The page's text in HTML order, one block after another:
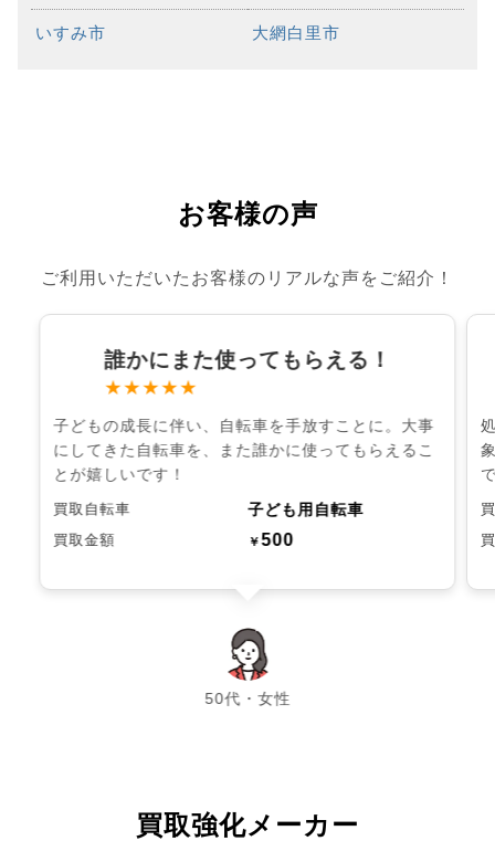
いすみ市 大網白里市
お客様の声
ご利用いただいたお客様のリアルな声をご紹介！
誰かにまた使ってもらえる！
★★★★★
子どもの成長に伴い、自転車を手放すことに。大事
にしてきた自転車を、また誰かに使ってもらえるこ
とが嬉しいです！
買取自転車 子ども用自転車
買取金額 ￥500
50代・女性
chevron_left chevron_right
買取強化メーカー